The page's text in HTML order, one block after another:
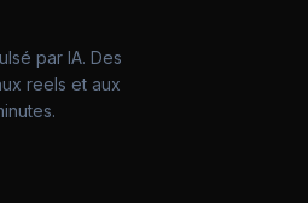
par IA. Des
reels et aux